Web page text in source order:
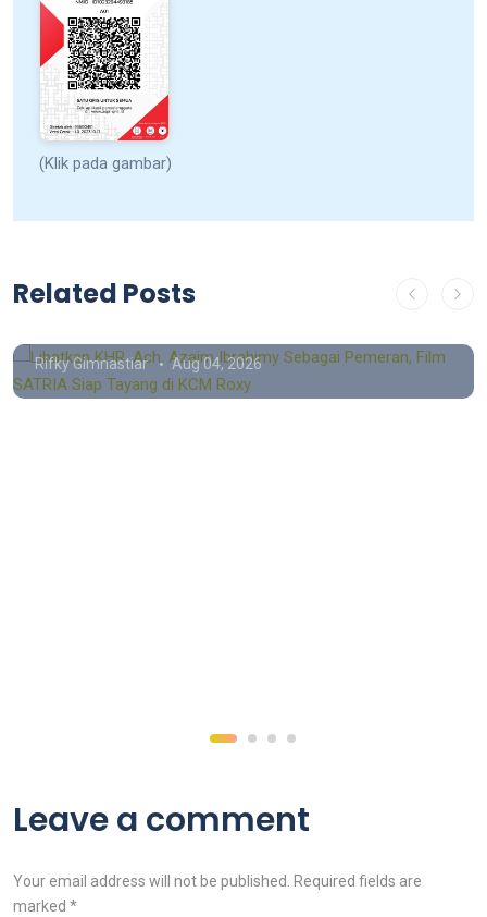
(Klik pada gambar)
Related Posts
Libatkan KHR. Ach. Azaim
Ibrahimy Sebagai Pemeran, Film
SATRIA Siap Tayang di KCM Roxy
Rifky Gimnastiar Aug 04, 2026
Leave a comment
Your email address will not be published. Required fields are
marked *